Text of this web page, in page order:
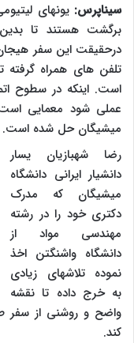
سیناپرس:یونهای
برگشت هستند تا
درحقیقت این سفر
تلفن های همراه گرفته
است. اینکه در سطوح
عملی شود معمایی
میشیگان حل شده است.
رضا شهبازیان یسار
دانشیار ایرانی دانشگاه
میشیگان که مدرک
دکتری خود را در رشته
مهندسی مواد از
دانشگاه واشنگتن اخذ
نموده تلاشهای زیادی
به خرج داده تا نقشه
واضح و روشنی از سفر
کند.